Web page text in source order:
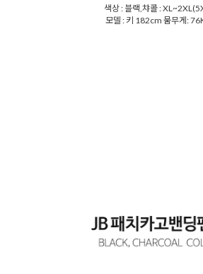
색상 : 블랙,챠콜 :
모델 : 키 182cm 뭄무게: